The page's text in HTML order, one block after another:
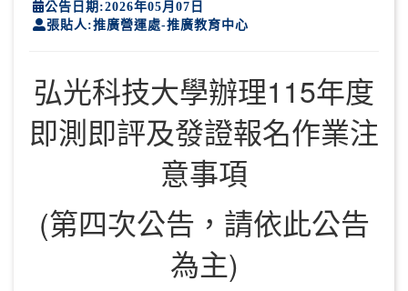
公告日期:2026年05月07日
張貼人:推廣營運處-推廣教育中心
弘光科技大學辦理115年度
即測即評及發證報名作業注
意事項
(第四次公告，請依此公告
為主)